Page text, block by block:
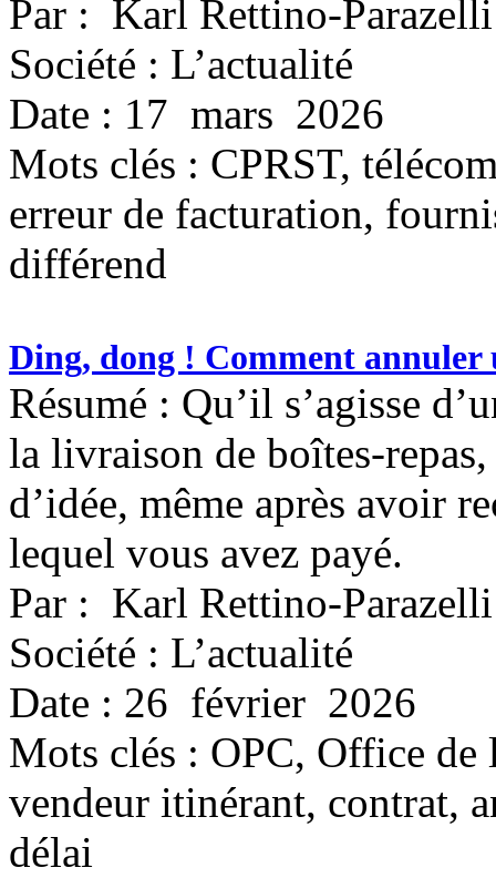
Par : Karl Rettino-Parazelli
Société : L’actualité
Date : 17 mars 2026
Mots clés : CPRST,
erreur de facturation,
différend
Ding, dong ! Comment
Résumé : Qu’il s’agisse
la livraison de boîtes-
d’idée, même après avoir
lequel vous avez payé.
Par : Karl Rettino-Parazelli
Société : L’actualité
Date : 26 février 2026
Mots clés : OPC, Office de
vendeur itinérant, contrat,
délai